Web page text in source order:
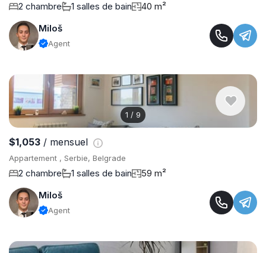
2 chambre 1 salles de bain
40 m²
Miloš
Agent
1 / 9
$1,053 / mensuel
Appartement , Serbie, Belgrade
2 chambre 1 salles de bain
59 m²
Miloš
Agent